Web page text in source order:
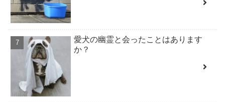
愛犬の幽霊と会ったことはあります
か？